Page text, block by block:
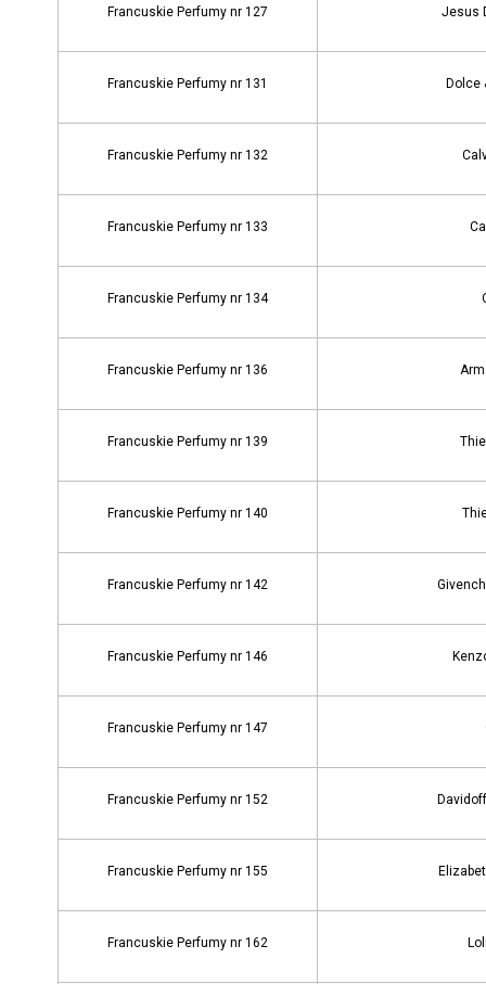
Francuskie Perfumy nr 127 Jesus
Francuskie Perfumy nr 131 Dolce
Francuskie Perfumy nr 132
Francuskie Perfumy nr 133
Francuskie Perfumy nr 134
Francuskie Perfumy nr 136
Francuskie Perfumy nr 139
Francuskie Perfumy nr 140
Francuskie Perfumy nr 142
Francuskie Perfumy nr 146
Francuskie Perfumy nr 147
Francuskie Perfumy nr 152
Francuskie Perfumy nr 155
Francuskie Perfumy nr 162